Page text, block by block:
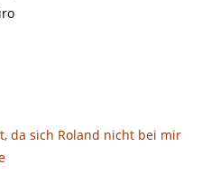
da sich Roland nicht bei mir